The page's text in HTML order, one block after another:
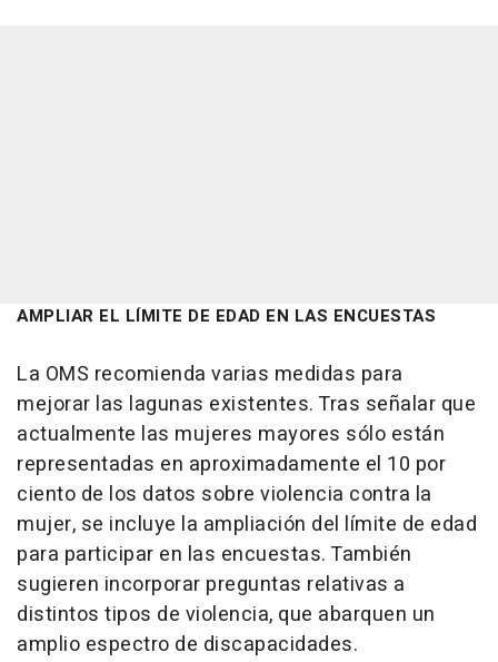
AMPLIAR EL LÍMITE DE EDAD EN LAS ENCUESTAS
La OMS recomienda varias medidas para
mejorar las lagunas existentes. Tras señalar que
actualmente las mujeres mayores sólo están
representadas en aproximadamente el 10 por
ciento de los datos sobre violencia contra la
mujer, se incluye la ampliación del límite de edad
para participar en las encuestas. También
sugieren incorporar preguntas relativas a
distintos tipos de violencia, que abarquen un
amplio espectro de discapacidades.